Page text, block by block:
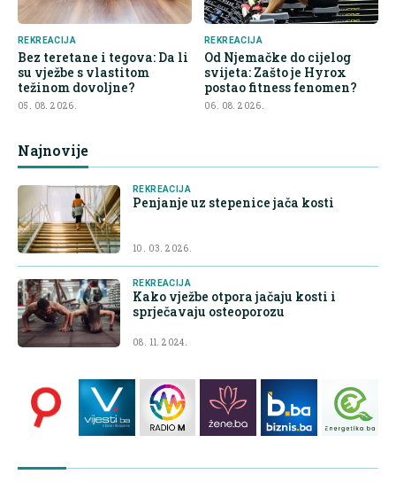
REKREACIJA
Bez teretane i tegova: Da li
su vježbe s vlastitom
težinom dovoljne?
05. 08. 2026.
REKREACIJA
Od Njemačke do cijelog
svijeta: Zašto je Hyrox
postao fitness fenomen?
06. 08. 2026.
Najnovije
REKREACIJA
Penjanje uz stepenice jača kosti
10. 03. 2026.
REKREACIJA
Kako vježbe otpora jačaju kosti i
sprječavaju osteoporozu
08. 11. 2024.